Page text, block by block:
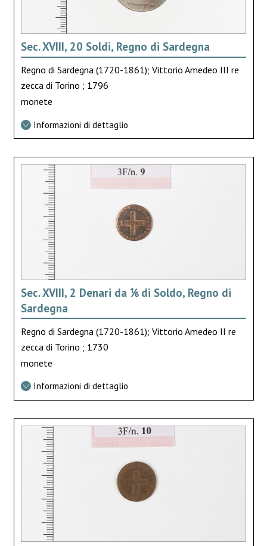
Sec. XVIII, 20 Soldi, Regno di Sardegna
Regno di Sardegna (1720-1861); Vittorio Amedeo III re
zecca di Torino ; 1796
monete
Informazioni di dettaglio
Sec. XVIII, 2 Denari da ⅙ di Soldo, Regno di
Sardegna
Regno di Sardegna (1720-1861); Vittorio Amedeo II re
zecca di Torino ; 1730
monete
Informazioni di dettaglio